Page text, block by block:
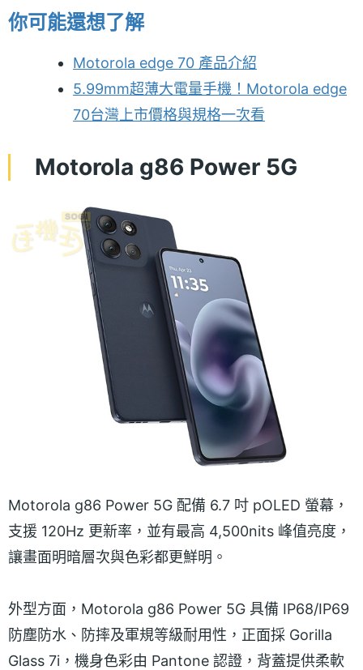
你可能還想了解
Motorola edge 70 產品介紹
5.99mm超薄大電量手機！Motorola edge
70台灣上市價格與規格一次看
Motorola g86 Power 5G
Motorola g86 Power 5G 配備 6.7 吋 pOLED 螢幕，
支援 120Hz 更新率，並有最高 4,500nits 峰值亮度，
讓畫面明暗層次與色彩都更鮮明。
外型方面，Motorola g86 Power 5G 具備 IP68/IP69
防塵防水、防摔及軍規等級耐用性，正面採 Gorilla
Glass 7i，機身色彩由 Pantone 認證，背蓋提供柔軟